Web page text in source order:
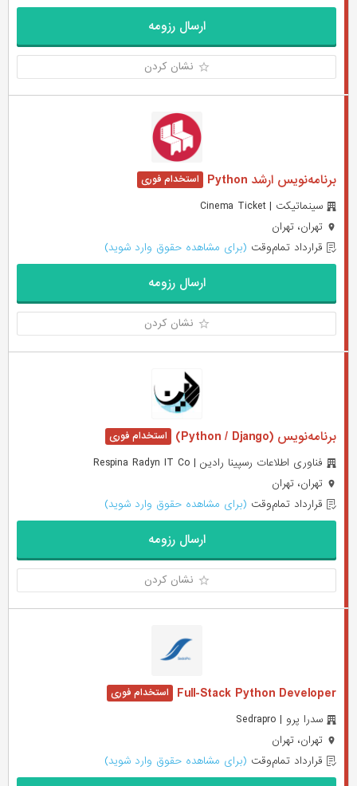
ارسال رزومه
نشان کردن
برنامه‌نویس ارشد Python
سینماتیکت | Cinema Ticket
تهران، تهران
قرارداد تمام‌وقت (برای مشاهده حقوق وارد شوید)
ارسال رزومه
نشان کردن
برنامه‌نویس (Python / Django)
فناوری اطلاعات رسپینا رادین | Respina Radyn IT Co
تهران، تهران
قرارداد تمام‌وقت (برای مشاهده حقوق وارد شوید)
ارسال رزومه
نشان کردن
Full-Stack Python Developer
سدرا پرو | Sedrapro
تهران، تهران
قرارداد تمام‌وقت (برای مشاهده حقوق وارد شوید)